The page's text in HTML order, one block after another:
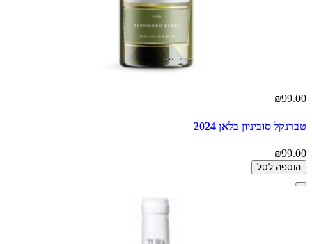
₪99.00
טברנקל סוביניון בלאן 2024
₪99.00
הוספה לסל